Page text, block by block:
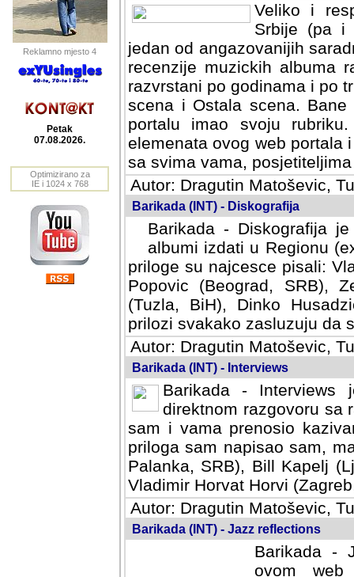
Reklamno mjesto 4
Petak
07.08.2026.
Optimizirano za
IE i 1024 x 768
Veliko i
Srbije (pa i
jedan od angazovanijih
recenzije muzickih albuma
razvrstani po godinama i po
scena i Ostala scena.
portalu imao svoju
elemenata ovog web portala
sa svima vama,
Autor: Dragutin Matoševic,
Barikada (INT) - Diskografija
Barikada - Diskografija
albumi izdati u Regionu
priloge su najcesce pisali:
Popovic (Beograd, SRB),
(Tuzla, BiH), Dinko
prilozi svakako zasluzuju da
Autor: Dragutin Matoševic,
Barikada (INT) - Interviews
Barikada -
direktnom razgovoru sa
sam i vama prenosio
priloga sam napisao sam,
Palanka, SRB), Bill Kapelj
Vladimir Horvat Horvi
Autor: Dragutin Matoševic,
Barikada (INT) - Jazz reflections
Barikada -
ovom web